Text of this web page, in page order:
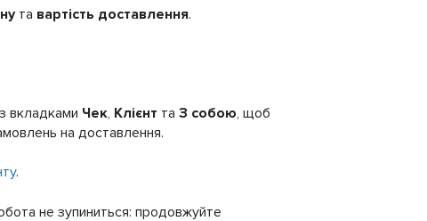
та вартість доставлення.
вкладками Чек, Клієнт та З собою, щоб
на доставлення.
.
не зупиниться: продовжуйте